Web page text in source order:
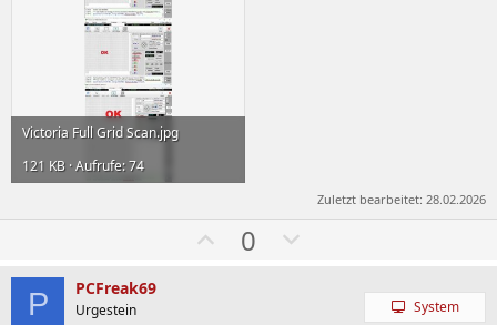
Victoria Full Grid Scan.jpg
121 KB · Aufrufe: 74
Zuletzt bearbeitet: 28.02.2026
W0
P PCFreak69
Urgestein System